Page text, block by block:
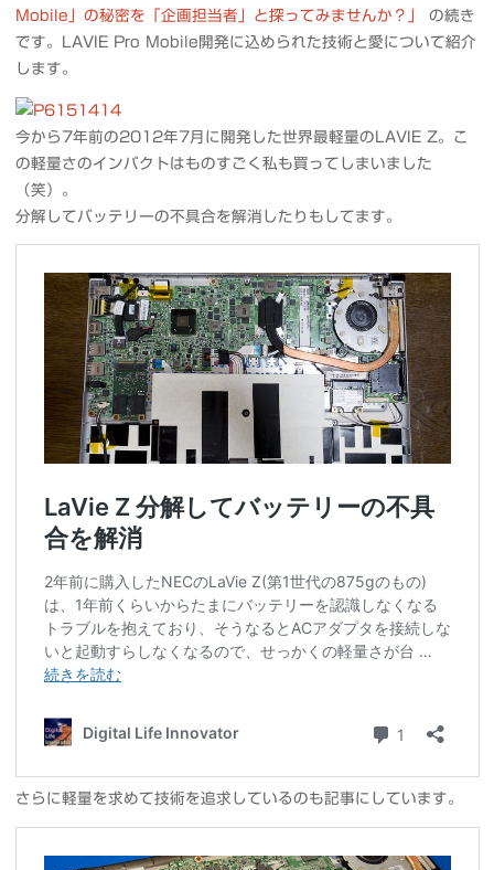
Mobile」の秘密を「企画担当者」と探ってみませんか？」 の続き
です。LAVIE Pro Mobile開発に込められた技術と愛について紹介
します。
今から7年前の2012年7月に開発した世界最軽量のLAVIE Z。こ
の軽量さのインパクトはものすごく私も買ってしまいました
（笑）。
分解してバッテリーの不具合を解消したりもしてます。
さらに軽量を求めて技術を追求しているのも記事にしています。